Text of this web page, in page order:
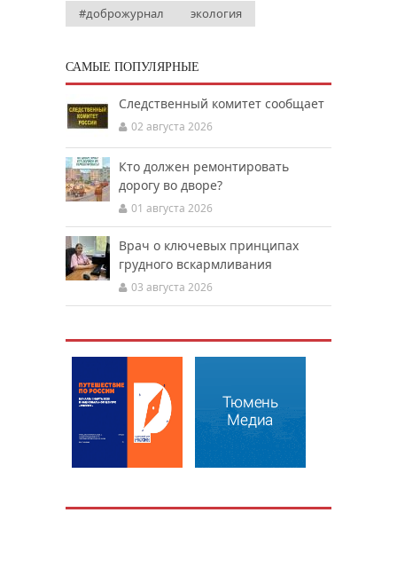
#доброжурнал
экология
САМЫЕ ПОПУЛЯРНЫЕ
Следственный комитет сообщает
02 августа 2026
Кто должен ремонтировать
дорогу во дворе?
01 августа 2026
Врач о ключевых принципах
грудного вскармливания
03 августа 2026